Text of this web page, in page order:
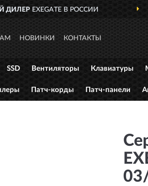
ДИЛЕРEXEGATE В РОССИИ
НОВИНКИ КОНТАКТЫ
SSD Вентиляторы Клавиатуры
Патч-корды Патч-панели